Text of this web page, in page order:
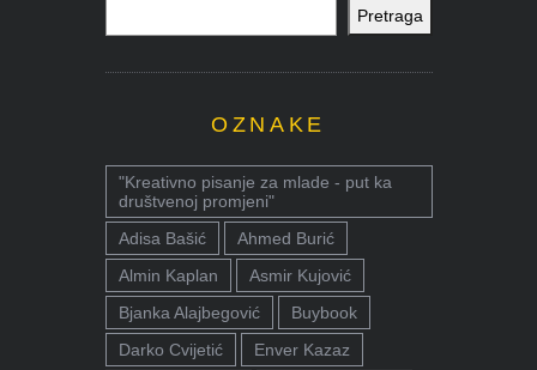
Pretraga
OZNAKE
"Kreativno pisanje za mlade - put ka
društvenoj promjeni"
Adisa Bašić
Ahmed Burić
Almin Kaplan
Asmir Kujović
Bjanka Alajbegović
Buybook
Darko Cvijetić
Enver Kazaz